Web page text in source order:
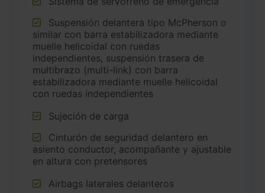
similar con barra estabilizadora mediante
muelle helicoidal con ruedas
independientes, suspensión trasera de
multibrazo (multi-link) con barra
estabilizadora mediante muelle helicoidal
con ruedas independientes
Sujeción de carga
asiento conductor, acompañante y ajustable
en altura con pretensores
Airbags laterales delanteros